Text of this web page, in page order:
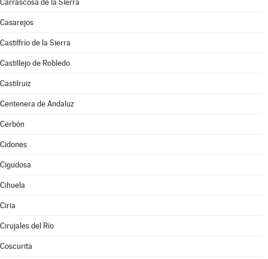
Carrascosa de la Sierra
Casarejos
Castilfrío de la Sierra
Castillejo de Robledo
Castilruiz
Centenera de Andaluz
Cerbón
Cidones
Cigudosa
Cihuela
Ciria
Cirujales del Río
Coscurita